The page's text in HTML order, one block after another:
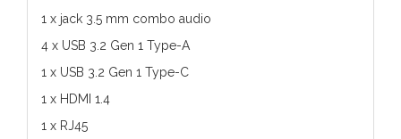
1 x jack 3.5 mm combo audio
4 x USB 3.2 Gen 1 Type-A
1 x USB 3.2 Gen 1 Type-C
1 x HDMI 1.4
1 x RJ45